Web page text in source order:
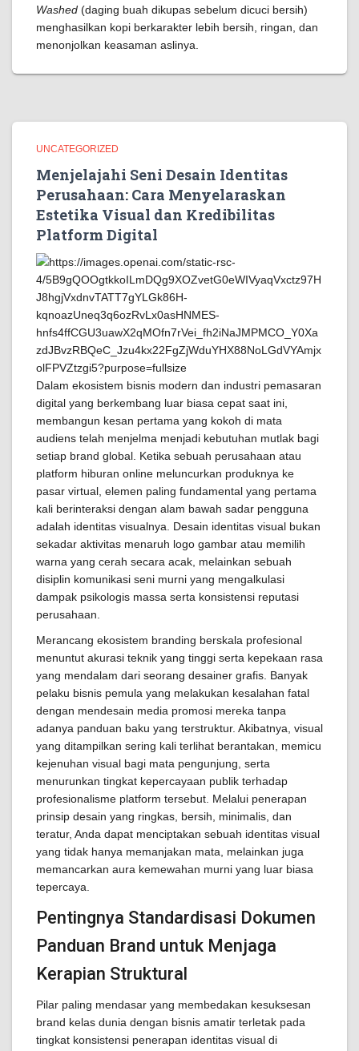
Washed (daging buah dikupas sebelum dicuci bersih)
menghasilkan kopi berkarakter lebih bersih, ringan, dan
menonjolkan keasaman aslinya.
UNCATEGORIZED
Menjelajahi Seni Desain Identitas
Perusahaan: Cara Menyelaraskan
Estetika Visual dan Kredibilitas
Platform Digital
Dalam ekosistem bisnis modern dan industri pemasaran
digital yang berkembang luar biasa cepat saat ini,
membangun kesan pertama yang kokoh di mata
audiens telah menjelma menjadi kebutuhan mutlak bagi
setiap brand global. Ketika sebuah perusahaan atau
platform hiburan online meluncurkan produknya ke
pasar virtual, elemen paling fundamental yang pertama
kali berinteraksi dengan alam bawah sadar pengguna
adalah identitas visualnya. Desain identitas visual bukan
sekadar aktivitas menaruh logo gambar atau memilih
warna yang cerah secara acak, melainkan sebuah
disiplin komunikasi seni murni yang mengalkulasi
dampak psikologis massa serta konsistensi reputasi
perusahaan.
Merancang ekosistem branding berskala profesional
menuntut akurasi teknik yang tinggi serta kepekaan rasa
yang mendalam dari seorang desainer grafis. Banyak
pelaku bisnis pemula yang melakukan kesalahan fatal
dengan mendesain media promosi mereka tanpa
adanya panduan baku yang terstruktur. Akibatnya, visual
yang ditampilkan sering kali terlihat berantakan, memicu
kejenuhan visual bagi mata pengunjung, serta
menurunkan tingkat kepercayaan publik terhadap
profesionalisme platform tersebut. Melalui penerapan
prinsip desain yang ringkas, bersih, minimalis, dan
teratur, Anda dapat menciptakan sebuah identitas visual
yang tidak hanya memanjakan mata, melainkan juga
memancarkan aura kemewahan murni yang luar biasa
tepercaya.
Pentingnya Standardisasi Dokumen
Panduan Brand untuk Menjaga
Kerapian Struktural
Pilar paling mendasar yang membedakan kesuksesan
brand kelas dunia dengan bisnis amatir terletak pada
tingkat konsistensi penerapan identitas visual di